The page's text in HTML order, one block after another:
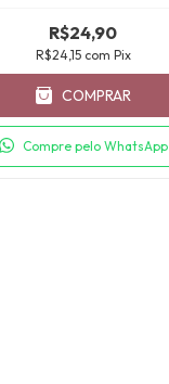
R$24,90
R$24,15 com Pix
COMPRAR
Compre pelo WhatsApp